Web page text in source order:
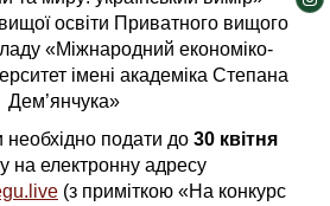
освіти Приватного вищого
«Міжнародний економіко-
імені академіка Степана
Дем’янчука»
необхідно подати до 30 квітня
на електронну адресу
(з приміткою «На конкурс